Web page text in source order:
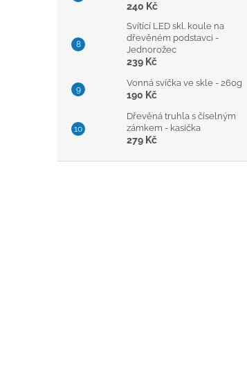
240 Kč
Svítící LED skl. koule na
dřevěném podstavci -
Jednorožec
239 Kč
Vonná svíčka ve skle - 260g
190 Kč
Dřevěná truhla s číselným
zámkem - kasička
279 Kč